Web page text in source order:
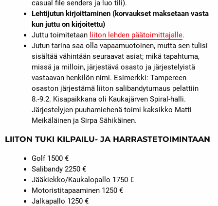
casual file senders ja luo tili).
Lehtijutun kirjoittaminen (korvaukset maksetaan vasta
kun juttu on kirjoitettu)
Juttu toimitetaan liiton lehden päätoimittajalle.
Jutun tarina saa olla vapaamuotoinen, mutta sen tulisi
sisältää vähintään seuraavat asiat; mikä tapahtuma,
missä ja milloin, järjestävä osasto ja järjestelyistä
vastaavan henkilön nimi. Esimerkki: Tampereen
osaston järjestämä liiton salibandyturnaus pelattiin
8.-9.2. Kisapaikkana oli Kaukajärven Spiral-halli.
Järjestelyjen puuhamiehenä toimi kaksikko Matti
Meikäläinen ja Sirpa Sähikäinen.
LIITON TUKI KILPAILU- JA HARRASTETOIMINTAAN
Golf 1500 €
Salibandy 2250 €
Jääkiekko/Kaukalopallo 1750 €
Motoristitapaaminen 1250 €
Jalkapallo 1250 €